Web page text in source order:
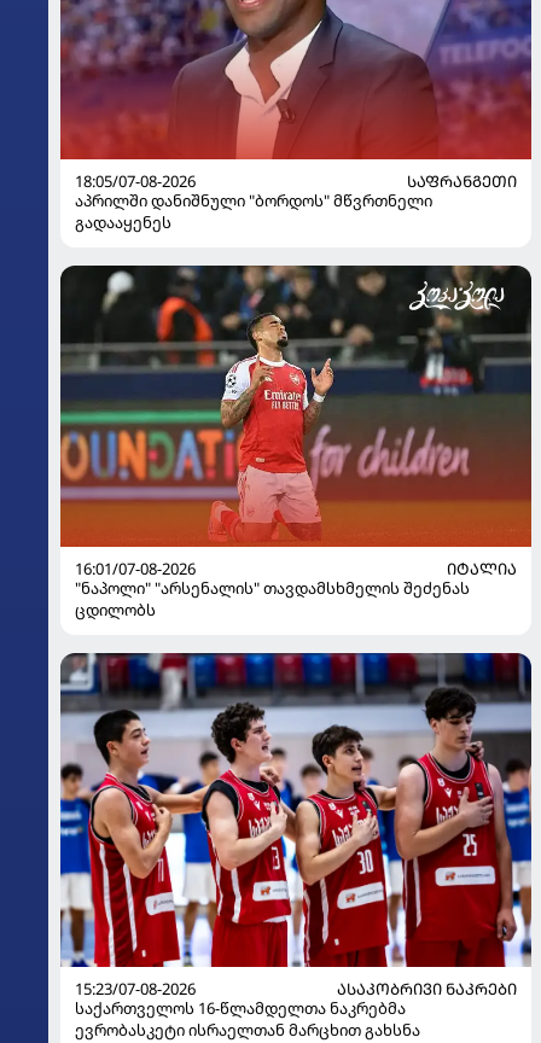
18:05/07-08-2026
ᲡᲐᲤᲠᲐᲜᲒᲔᲗᲘ
აპრილში დანიშნული "ბორდოს" მწვრთნელი
გადააყენეს
16:01/07-08-2026
ᲘᲢᲐᲚᲘᲐ
"ნაპოლი" "არსენალის" თავდამსხმელის შეძენას
ცდილობს
15:23/07-08-2026
ᲐᲡᲐᲙᲝᲑᲠᲘᲕᲘ ᲜᲐᲙᲠᲔᲑᲘ
საქართველოს 16-წლამდელთა ნაკრებმა
ევრობასკეტი ისრაელთან მარცხით გახსნა